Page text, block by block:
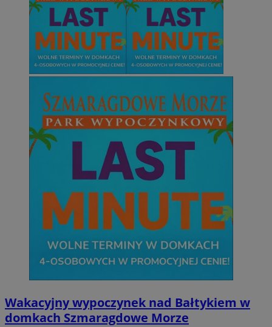
Wakacyjny wypoczynek nad Bałtykiem w
domkach Szmaragdowe Morze